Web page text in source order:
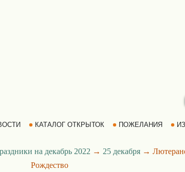
КАТАЛОГ ОТКРЫТОК ПОЖЕЛАНИЯ ИЗ
на декабрь 2022 → 25 декабря→
Рождество